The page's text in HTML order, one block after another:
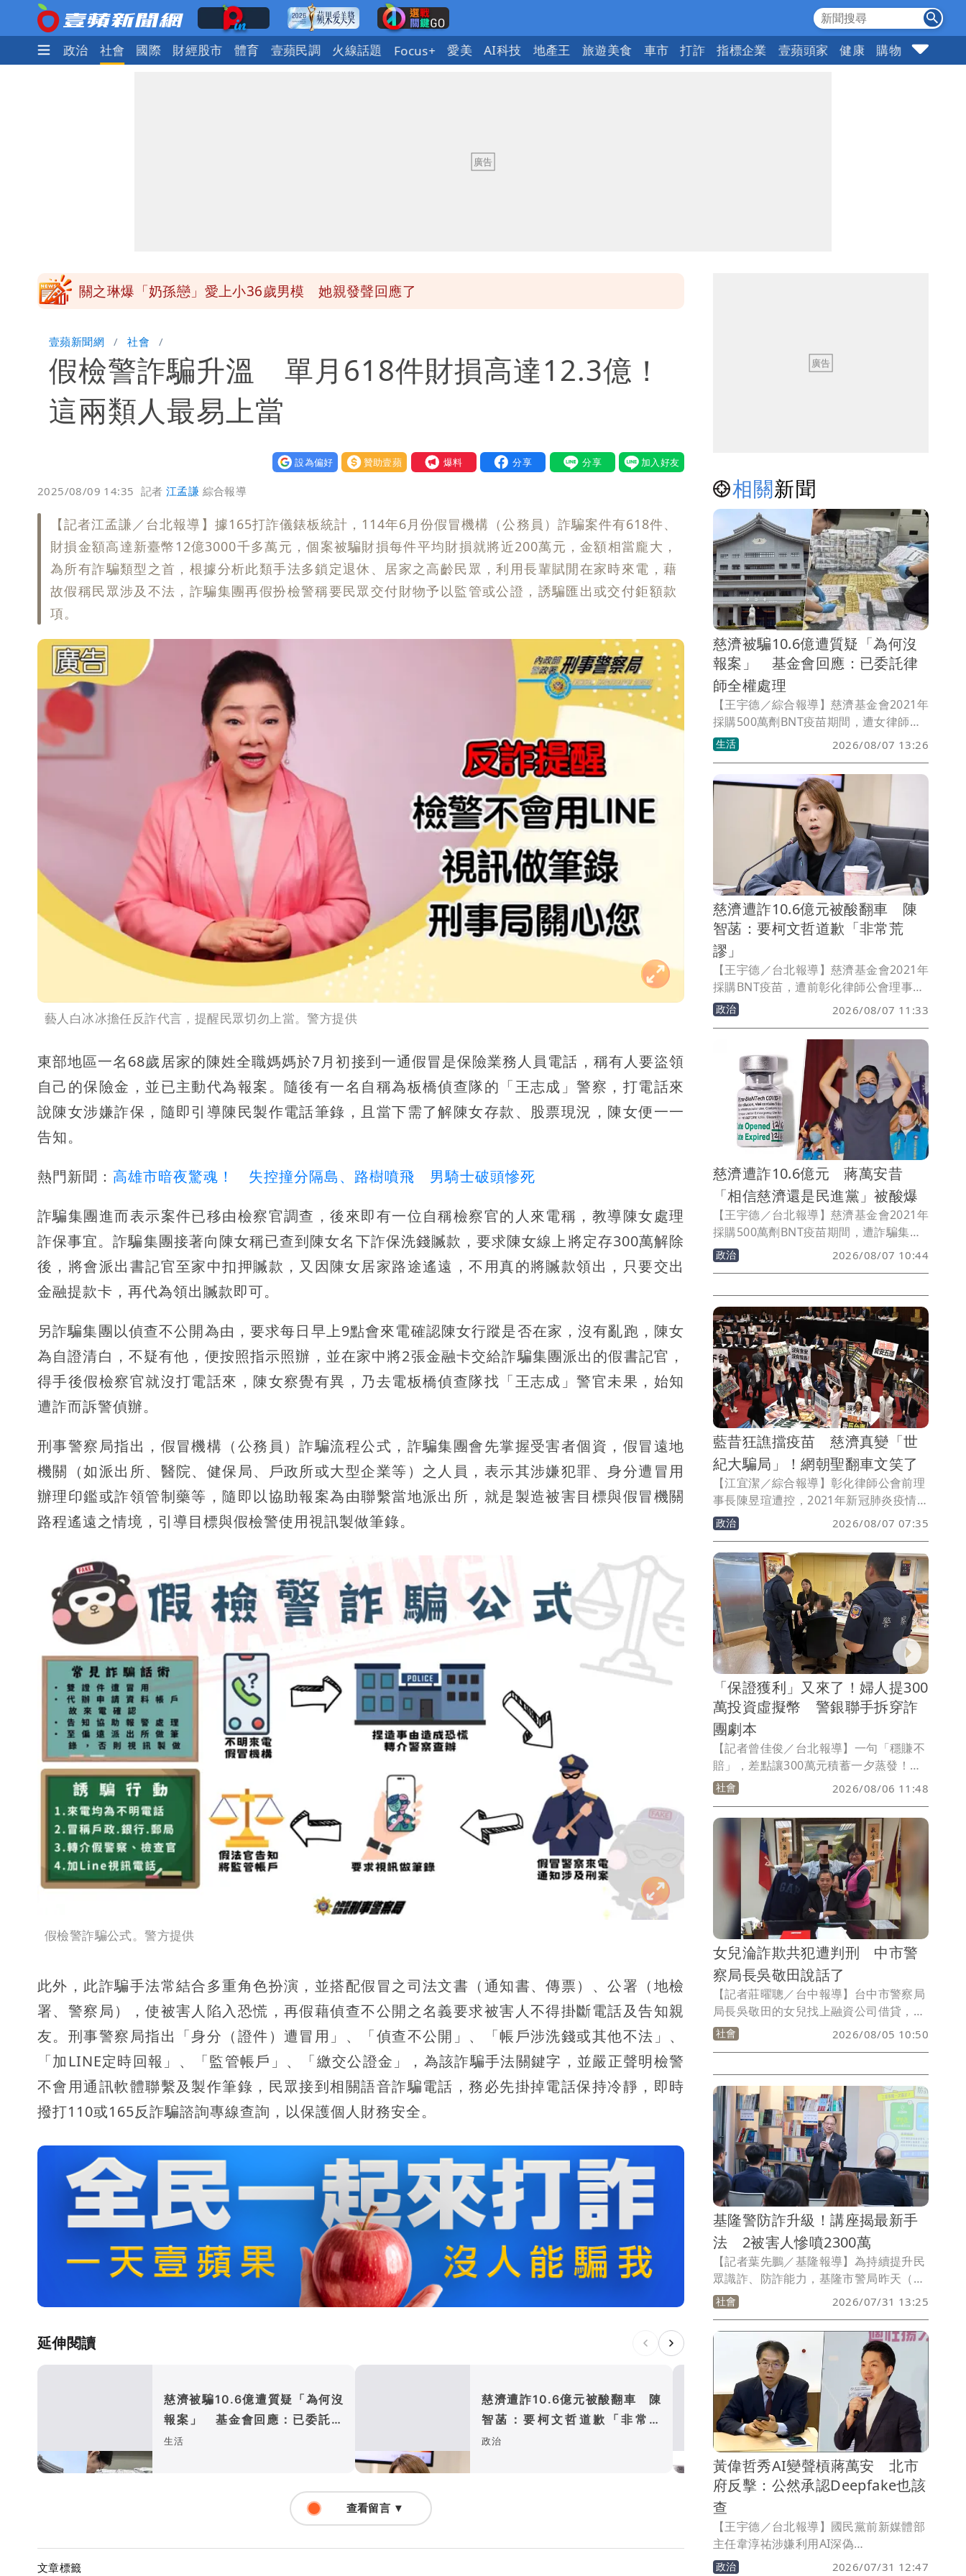
生活 政治 社會 國際 財經股市 體育 壹蘋民調 火線話題 Focus+ 愛美 AI科技 地產王 旅遊美食 車市 打詐 指標企業 壹蘋頭家 健康 購物 女神
關之琳爆「奶孫戀」愛上小36歲男模 她親發聲回應了
兆基風暴｜前董座李建成遭檢調約談！最快今晚移送
明金成離世留下雙胞胎 4歲兒與老師一段對話催淚！
慈濟遭詐10.6億！網紅揪聲明「疑點重重」 1細節避而不談
泰國校園爆槍響！2師中彈亡20人傷 槍手疑學生
壹蘋新聞網 社會
假檢警詐騙升溫 單月618件財損高達12.3億！
這兩類人最易上當
設為偏好 贊助壹蘋 我要爆料
2025/08/09 14:35 記者江孟謙 綜合報導
【記者江孟謙／台北報導】據165打詐儀錶板統計，114年6月份假冒機構（公務員）詐騙案件有618件、
財損金額高達新臺幣12億3000千多萬元，個案被騙財損每件平均財損就將近200萬元，金額相當龐大，
為所有詐騙類型之首，根據分析此類手法多鎖定退休、居家之高齡民眾，利用長輩賦閒在家時來電，藉
故假稱民眾涉及不法，詐騙集團再假扮檢警稱要民眾交付財物予以監管或公證，誘騙匯出或交付鉅額款
項。
藝人白冰冰擔任反詐代言，提醒民眾切勿上當。警方提供
東部地區一名68歲居家的陳姓全職媽媽於7月初接到一通假冒是保險業務人員電話，稱有人要盜領
自己的保險金，並已主動代為報案。隨後有一名自稱為板橋偵查隊的「王志成」警察，打電話來
說陳女涉嫌詐保，隨即引導陳民製作電話筆錄，且當下需了解陳女存款、股票現況，陳女便一一
告知。
熱門新聞： 高雄市暗夜驚魂！ 失控撞分隔島、路樹噴飛 男騎士破頭慘死
詐騙集團進而表示案件已移由檢察官調查，後來即有一位自稱檢察官的人來電稱，教導陳女處理
詐保事宜。詐騙集團接著向陳女稱已查到陳女名下詐保洗錢贓款，要求陳女線上將定存300萬解除
後，將會派出書記官至家中扣押贓款，又因陳女居家路途遙遠，不用真的將贓款領出，只要交出
金融提款卡，再代為領出贓款即可。
另詐騙集團以偵查不公開為由，要求每日早上9點會來電確認陳女行蹤是否在家，沒有亂跑，陳女
為自證清白，不疑有他，便按照指示照辦，並在家中將2張金融卡交給詐騙集團派出的假書記官，
得手後假檢察官就沒打電話來，陳女察覺有異，乃去電板橋偵查隊找「王志成」警官未果，始知
遭詐而訴警偵辦。
刑事警察局指出，假冒機構（公務員）詐騙流程公式，詐騙集團會先掌握受害者個資，假冒遠地
機關（如派出所、醫院、健保局、戶政所或大型企業等）之人員，表示其涉嫌犯罪、身分遭冒用
辦理印鑑或詐領管制藥等，隨即以協助報案為由聯繫當地派出所，就是製造被害目標與假冒機關
路程遙遠之情境，引導目標與假檢警使用視訊製做筆錄。
假檢警詐騙公式。警方提供
此外，此詐騙手法常結合多重角色扮演，並搭配假冒之司法文書（通知書、傳票）、公署（地檢
署、警察局），使被害人陷入恐慌，再假藉偵查不公開之名義要求被害人不得掛斷電話及告知親
友。刑事警察局指出「身分（證件）遭冒用」、「偵查不公開」、「帳戶涉洗錢或其他不法」、
「加LINE定時回報」、「監管帳戶」、「繳交公證金」，為該詐騙手法關鍵字，並嚴正聲明檢警
不會用通訊軟體聯繫及製作筆錄，民眾接到相關語音詐騙電話，務必先掛掉電話保持冷靜，即時
撥打110或165反詐騙諮詢專線查詢，以保護個人財務安全。
延伸閱讀
慈濟被騙10.6億遭質疑「為何沒
報案」 基金會回應：已委託律
師全權處理
生活
慈濟遭詐10.6億元被酸翻車 陳
智菡：要柯文哲道歉「非常荒
謬」
政治
慈濟遭詐10.6億元 蔣萬
「相信慈濟還是民進黨」被酸
政治
查看留言 ▼
文章標籤
相關新聞
慈濟被騙10.6億遭質疑「為何沒
報案」 基金會回應：已委託律
師全權處理
【王宇德／綜合報導】慈濟基金會2021年
採購500萬劑BNT疫苗期間，遭女律師陳
昱瑄等人假借擁有採購管道，涉嫌詐騙
3000萬美元（約新台幣10.6億元）委任報
酬，案件曝光後引發外界質疑，認為慈濟
遭詐騙後未主動報案，甚至有人質疑如何
向捐款人交代。對此，慈濟基金會表示，
相關事宜已委託律師全權處理，並將全力
配合司法調查。
生活 2026/08/07 13:26
慈濟遭詐10.6億元被酸翻車 陳
智菡：要柯文哲道歉「非常荒
謬」
【王宇德／台北報導】慈濟基金會2021年
採購BNT疫苗，遭前彰化律師公會理事長
陳昱瑄，藉協助採購疫苗涉詐取10.6億
元。民進黨認為藍白過去說政府擋疫苗說
法「翻車」，並要求前民眾黨主席柯文哲
道歉。對此，民眾黨立法院黨團主任陳智
菡今（7）日反駁，批評綠營將詐騙案與
當年BNT疫苗採購爭議混為一談，「非常
荒謬」。
政治 2026/08/07 11:33
慈濟遭詐10.6億元 蔣萬安昔
「相信慈濟還是民進黨」被酸爆
【王宇德／台北報導】慈濟基金會2021年
採購500萬劑BNT疫苗期間，遭詐騙集團
涉嫌騙取3000萬美元（約新台幣10.6億
元）委任報酬，台中地檢署日前依詐欺、
瑄、通緝犯李易儒等人。慈濟表示將全力
配合司法調查，也讓2022年疫苗採購爭議
時，蔣萬安當時發言，「你要相信慈濟，
還是相信民進黨？」被網友酸爆。
政治 2026/08/07 10:44
藍昔狂譙擋疫苗 慈濟真變「世
紀大騙局」！網朝聖翻車文笑了
【江宜潔／綜合報導】彰化律師公會前理
事長陳昱瑄遭控，2021年新冠肺炎疫情期
間曾向慈濟基金會謊稱可採購500萬劑
BNT疫苗，並聯手掮客李易儒詐得10.6億
元新台幣，全案目前共起訴17人，其中主
嫌陳昱瑄等4人已裁定羈押禁見，在逃中
的李易儒則被發布通緝。事實上，當年時
任衛福部長陳時中就頻勸慈濟別受騙，結
果狂被國民黨開砲是在擋疫苗，如今網友
也翻出舊文，朝聖這篇大型翻車現場。
政治 2026/08/07 07:35
「保證獲利」又來了！婦人提300
萬投資虛擬幣 警銀聯手拆穿詐
團劇本
【記者曾佳俊／台北報導】一句「穩賺不
賠」，差點讓300萬元積蓄一夕蒸發！台
北市北投區一名56歲婦人誤信網路認識的
友人介紹虛擬貨幣投資，深信高獲利誘
惑，日前帶著300萬元到銀行準備匯款。
所幸行員察覺異狀立即通報警方，員警到
場檢視對話紀錄後，當場識破這是典型的
「假投資」詐騙手法，成功攔阻鉅額匯
款，讓婦人當場夢醒，保住畢生積蓄。
社會 2026/08/06 11:48
女兒淪詐欺共犯遭判刑 中市警
察局長吳敬田說話了
【記者莊曜聰／台中報導】台中市警察局
局長吳敬田的女兒找上融資公司借貸，被
要求提供帳戶、提款卡等，轉頭卻成了詐
騙集團共犯，雲林地院審理後判處她5月
前是北市信義分局分局長，消息傳出引發
警界議論，吳敬田今天回應女兒已經學到
教訓，一切「尊重司法判決」。
社會 2026/08/05 10:50
基隆警防詐升級！講座揭最新手
法 2被害人慘噴2300萬
【記者葉先鵬／基隆報導】為持續提升民
眾識詐、防詐能力，基隆市警局昨天（30
日）在文化中心舉辦「打擊詐騙防詐系列
講座」，現場邀請犯罪防治專家林書立、
律師蔡昆洲、基隆律師公會理事辛佩羿及
反詐宣傳大使U:NUS高胥崴共同參與，希
望透過專業講授、案例解析及互動交流，
提升民眾識詐、防詐能力。
社會 2026/07/31 13:25
黃偉哲秀AI變聲槓蔣萬安 北市
府反擊：公然承認Deepfake也該
查
【王宇德／台北報導】國民黨前新媒體部
主任韋淳祐涉嫌利用AI深偽
（Deepfake）技術合成總統賴清德聲音
政治 2026/07/31 12:47